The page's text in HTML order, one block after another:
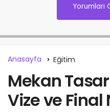
Yorumları
Anasayfa Eğitim
Mekan
Vize ve Final